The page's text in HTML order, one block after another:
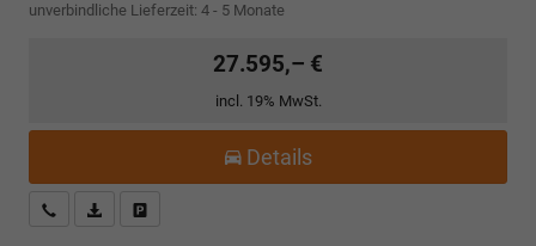
unverbindliche Lieferzeit: 4 - 5 Monate
27.595,– €
incl. 19% MwSt.
Details
Kostenloser Rückruf-Service
PDF-Datei, Fahrzeugexposé drucken